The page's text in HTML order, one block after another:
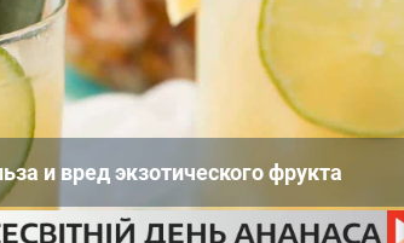
и вред экзотического фрукта